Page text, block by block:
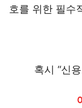
호를 위한 필수
혹시 “신